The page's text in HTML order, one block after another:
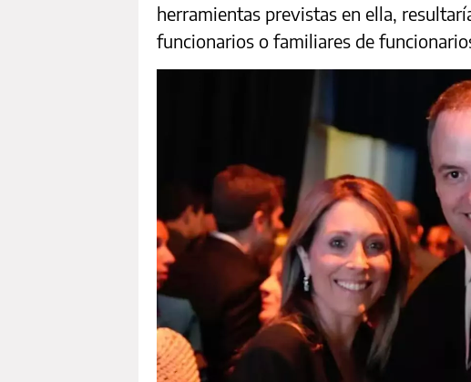
herramientas previstas en ella,
funcionarios o familiares de